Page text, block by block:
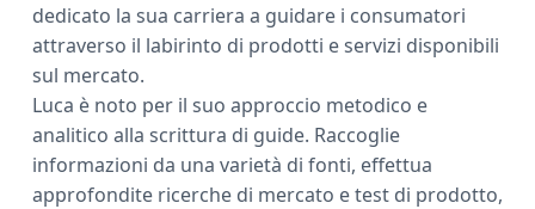
dedicato la sua carriera a guidare i consumatori
attraverso il labirinto di prodotti e servizi disponibili
sul mercato.
Luca è noto per il suo approccio metodico e
analitico alla scrittura di guide. Raccoglie
informazioni da una varietà di fonti, effettua
approfondite ricerche di mercato e test di prodotto,